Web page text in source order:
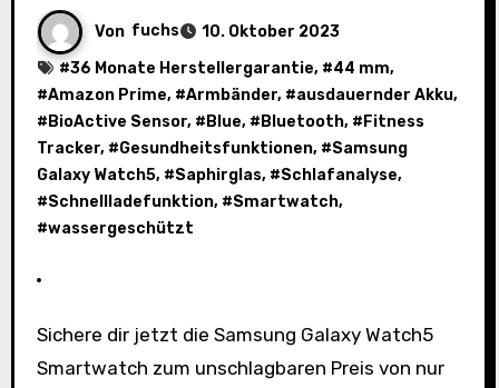
Von fuchs
10. Oktober 2023
#36 Monate Herstellergarantie, #44 mm,
#Amazon Prime, #Armbänder, #ausdauernder Akku,
# BioActive Sensor, # Blue, # Bluetooth, # Fitness
Tracker, #Gesundheitsfunktionen, #Samsung
Galaxy Watch5, #Saphirglas, #Schlafanalyse,
#Schnellladefunktion, #Smartwatch,
#wassergeschützt
Sichere dir jetzt die Samsung Galaxy Watch5
Smartwatch zum unschlagbaren Preis von nur